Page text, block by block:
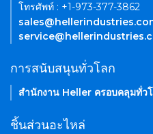
โทรศัพท์ : +1-973-377-3862
การสนับสนุนทั่วโลก
สำนักงาน Heller ครอบคลุมทั่ว
ชิ้นส่วนอะไหล่